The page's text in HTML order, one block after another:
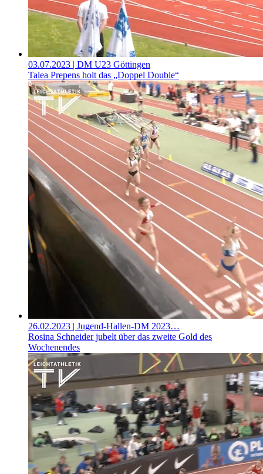
03.07.2023 | DM U23 Göttingen
Talea Prepens holt das „Doppel Double“
26.02.2023 | Jugend-Hallen-DM 2023…
Rosina Schneider jubelt über das zweite Gold des
Wochenendes